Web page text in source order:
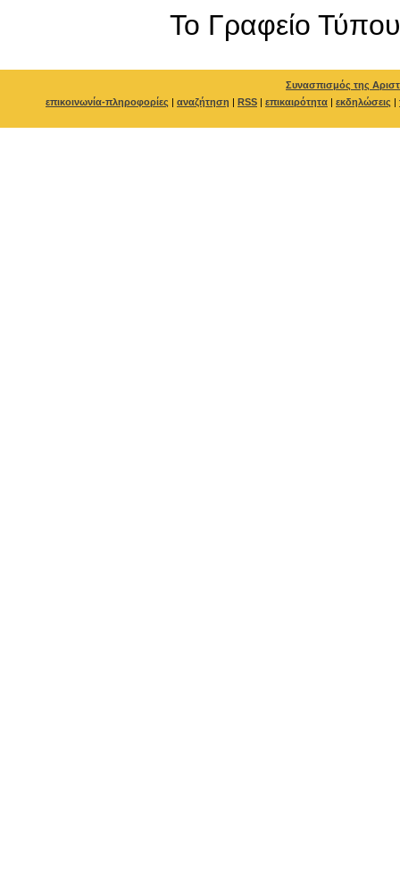
To Γραφείο Τύπου
Συνασπισμός της
επικοινωνία-πληροφορίες | αναζήτηση | RSS | επικαιρότητα | εκδηλώσεις |